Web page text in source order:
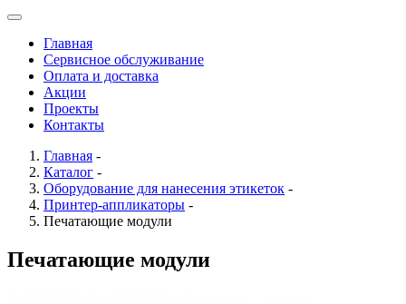
Главная
Сервисное обслуживание
Оплата и доставка
Акции
Проекты
Контакты
Главная -
Каталог -
Оборудование для нанесения этикеток -
Принтер-аппликаторы -
Печатающие модули
Печатающие модули